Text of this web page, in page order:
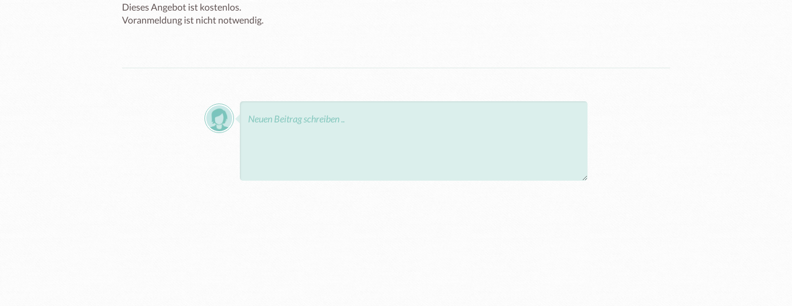
Dieses Angebot ist kostenlos.
Voranmeldung ist nicht notwendig.